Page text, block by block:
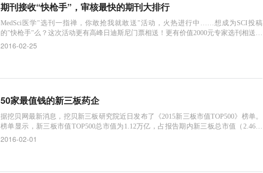
期刊接收“快枪手”，审核最快的期刊大排行
MedSci医学"选刊一指禅，你敢抢我就敢送"活动，火热进行中……想成为SCI投稿
的"快枪手"么？这次活动更有高峰日迪斯尼门票相送！更有价值2000元专家选刊相送！
更有十万积分送！赶快拿起爪机，扫起码来像子弹一样的速
2016-02-25
50家最值钱的新三板药企
据挖贝网最新消息，挖贝新三板研究院近日发布了《2015新三板市值TOP500》榜单。
榜单显示，新三板市值TOP500总市值为1.12万亿，占报告期内新三板总市值（2.46万
亿元）45.53%。新三板市值TOP500上榜门槛为6.69亿，上榜
2016-02-01